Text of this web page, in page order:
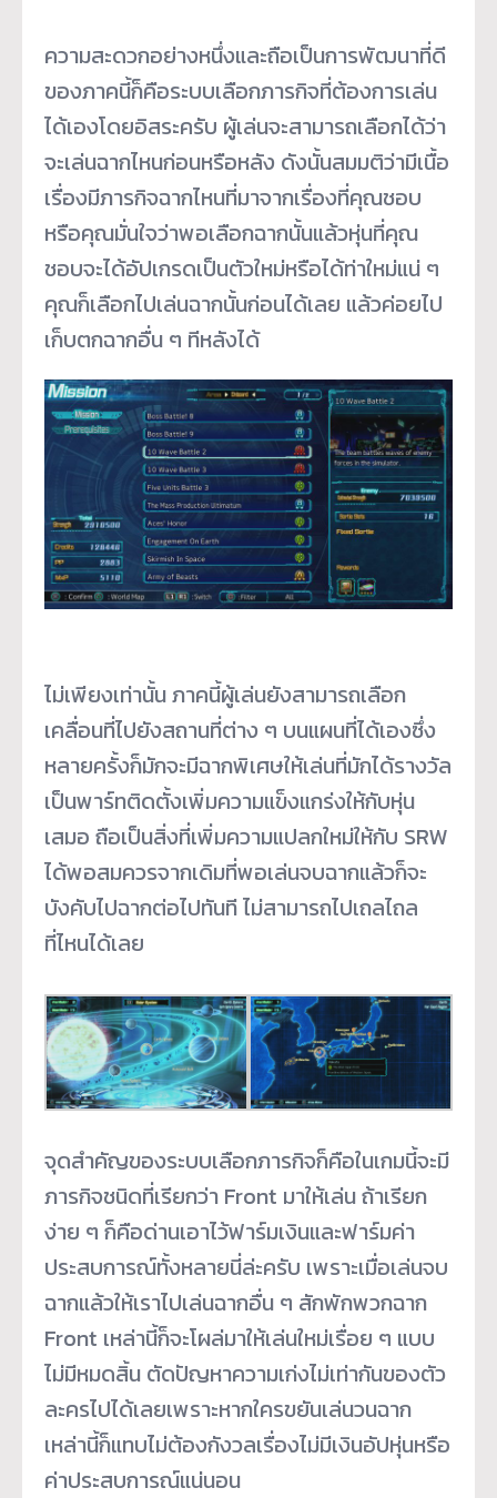
ความสะดวกอย่างหนึ่งและถือเป็นการพัฒนาที่ดี
ของภาคนี้ก็คือระบบเลือกภารกิจที่ต้องการเล่น
ได้เองโดยอิสระครับ ผู้เล่นจะสามารถเลือกได้ว่า
จะเล่นฉากไหนก่อนหรือหลัง ดังนั้นสมมติว่ามีเนื้อ
เรื่องมีภารกิจฉากไหนที่มาจากเรื่องที่คุณชอบ
หรือคุณมั่นใจว่าพอเลือกฉากนั้นแล้วหุ่นที่คุณ
ชอบจะได้อัปเกรดเป็นตัวใหม่หรือได้ท่าใหม่แน่ ๆ
คุณก็เลือกไปเล่นฉากนั้นก่อนได้เลย แล้วค่อยไป
เก็บตกฉากอื่น ๆ ทีหลังได้
ไม่เพียงเท่านั้น ภาคนี้ผู้เล่นยังสามารถเลือก
เคลื่อนที่ไปยังสถานที่ต่าง ๆ บนแผนที่ได้เองซึ่ง
หลายครั้งก็มักจะมีฉากพิเศษให้เล่นที่มักได้รางวัล
เป็นพาร์ทติดตั้งเพิ่มความแข็งแกร่งให้กับหุ่น
เสมอ ถือเป็นสิ่งที่เพิ่มความแปลกใหม่ให้กับ SRW
ได้พอสมควรจากเดิมที่พอเล่นจบฉากแล้วก็จะ
บังคับไปฉากต่อไปทันที ไม่สามารถไปเถลไถล
ที่ไหนได้เลย
จุดสำคัญของระบบเลือกภารกิจก็คือในเกมนี้จะมี
ภารกิจชนิดที่เรียกว่า Front มาให้เล่น ถ้าเรียก
ง่าย ๆ ก็คือด่านเอาไว้ฟาร์มเงินและฟาร์มค่า
ประสบการณ์ทั้งหลายนี่ล่ะครับ เพราะเมื่อเล่นจบ
ฉากแล้วให้เราไปเล่นฉากอื่น ๆ สักพักพวกฉาก
Front เหล่านี้ก็จะโผล่มาให้เล่นใหม่เรื่อย ๆ แบบ
ไม่มีหมดสิ้น ตัดปัญหาความเก่งไม่เท่ากันของตัว
ละครไปได้เลยเพราะหากใครขยันเล่นวนฉาก
เหล่านี้ก็แทบไม่ต้องกังวลเรื่องไม่มีเงินอัปหุ่นหรือ
ค่าประสบการณ์แน่นอน